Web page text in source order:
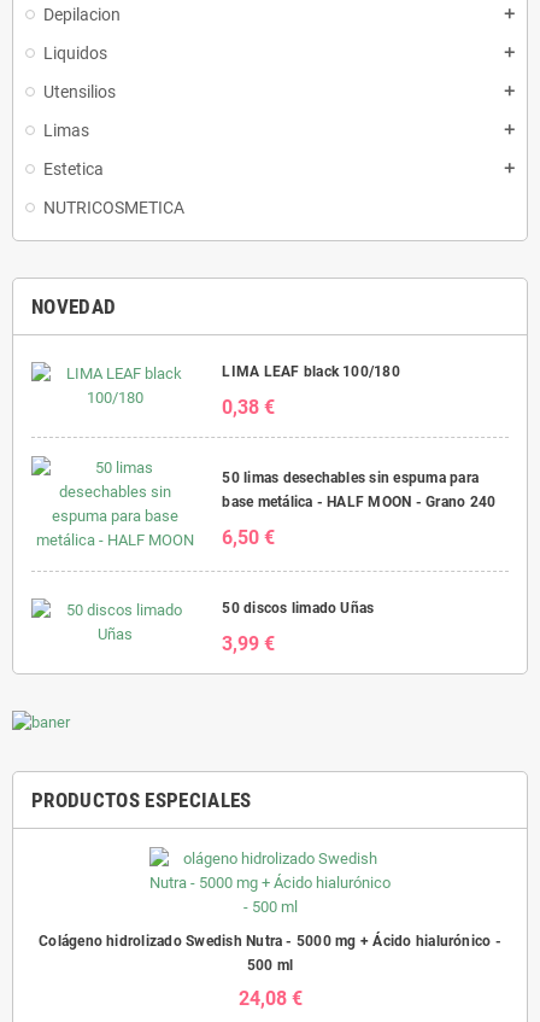
Depilacion add
Liquidos add
Utensilios add
Limas add
Estetica add
NUTRICOSMETICA
NOVEDAD
LIMA LEAF black 100/180
0,38 €
50 limas desechables sin espuma para
base metálica - HALF MOON - Grano 240
6,50 €
50 discos limado Uñas
3,99 €
PRODUCTOS ESPECIALES
Colágeno hidrolizado Swedish Nutra - 5000 mg + Ácido hialurónico -
500 ml
24,08 €